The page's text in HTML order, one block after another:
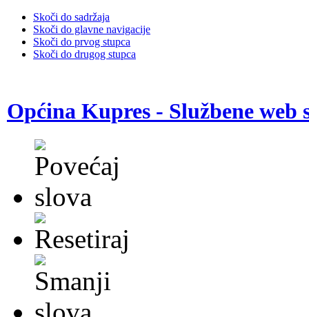
Skoči do sadržaja
Skoči do glavne navigacije
Skoči do prvog stupca
Skoči do drugog stupca
Općina Kupres - Službene web